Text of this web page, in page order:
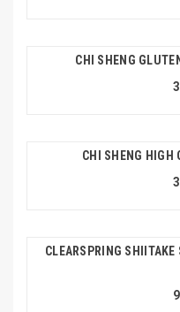
CHI SHENG
CHI SHENG HIGH
CLEARSPRING